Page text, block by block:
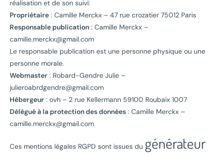
réalisation et de son suivi:
Propriétaire : Camille Merckx – 47 rue crozatier 75012 Paris
Responsable publication : Camille Merckx –
camille.merckx@gmail.com
Le responsable publication est une personne physique ou une
personne morale.
Webmaster : Robard-Gendre Julie –
julieroabrdgendre@gmail.com
Hébergeur : ovh – 2 rue Kellermann 59100 Roubaix 1007
Délégué à la protection des données : Camille Merckx –
camille.merckx@gmail.com
Ces mentions légales RGPD sont issues du générateur